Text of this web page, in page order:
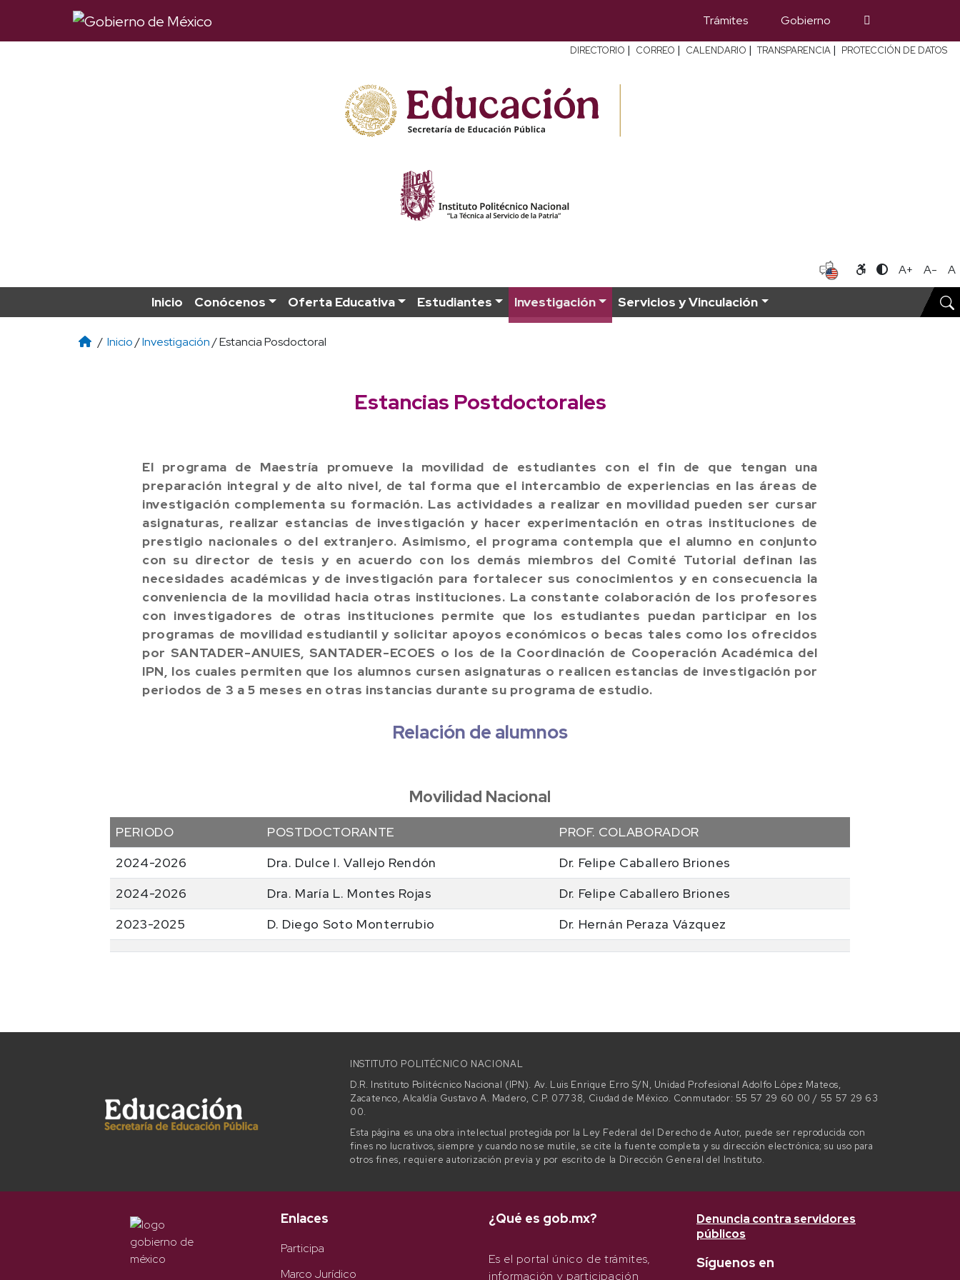
Trámites Gobierno
DIRECTORIO | CORREO | CALENDARIO | TRANSPARENCIA | PROTECCIÓN DE DATOS
A+ A- A
Inicio Conócenos Oferta Educativa Estudiantes Investigación Servicios y Vinculación
/ Inicio/Investigación/ Estancia Posdoctoral
Estancias Postdoctorales
El programa de Maestría promueve la movilidad de estudiantes con el fin de que tengan una
preparación integral y de alto nivel, de tal forma que el intercambio de experiencias en las áreas de
investigación complementa su formación. Las actividades a realizar en movilidad pueden ser cursar
asignaturas, realizar estancias de investigación y hacer experimentación en otras instituciones de
prestigio nacionales o del extranjero. Asimismo, el programa contempla que el alumno en conjunto
con su director de tesis y en acuerdo con los demás miembros del Comité Tutorial definan las
necesidades académicas y de investigación para fortalecer sus conocimientos y en consecuencia la
conveniencia de la movilidad hacia otras instituciones. La constante colaboración de los profesores
con investigadores de otras instituciones permite que los estudiantes puedan participar en los
programas de movilidad estudiantil y solicitar apoyos económicos o becas tales como los ofrecidos
por SANTADER-ANUIES, SANTADER-ECOES o los de la Coordinación de Cooperación Académica del
IPN, los cuales permiten que los alumnos cursen asignaturas o realicen estancias de investigación por
periodos de 3 a 5 meses en otras instancias durante su programa de estudio.
Relación de alumnos
Movilidad Nacional
PERIODO POSTDOCTORANTE
PROF. COLABORADOR
2024-2026
Dra. Dulce I. Vallejo Rendón
Dr. Felipe Caballero Briones
2024-2026
Dra. María L. Montes Rojas
Dr. Felipe Caballero Briones
2023-2025
D. Diego Soto Monterrubio Dr. Hernán Peraza Vázquez
INSTITUTO POLITÉCNICO NACIONAL
D.R. Instituto Politécnico Nacional (IPN). Av. Luis Enrique Erro S/N, Unidad Profesional Adolfo López Mateos,
Zacatenco, Alcaldía Gustavo A. Madero, C.P. 07738, Ciudad de México. Conmutador: 55 57 29 60 00 / 55 57 29 63
00.
Esta página es una obra intelectual protegida por la Ley Federal del Derecho de Autor, puede ser reproducida con
fines no lucrativos, siempre y cuando no se mutile, se cite la fuente completa y su dirección electrónica; su uso para
otros fines, requiere autorización previa y por escrito de la Dirección General del Instituto.
Enlaces
Participa
Marco Jurídico
¿Qué es gob.mx?
Es el portal único de trámites,
información y participación
Denuncia contra servidores
públicos
Síguenos en